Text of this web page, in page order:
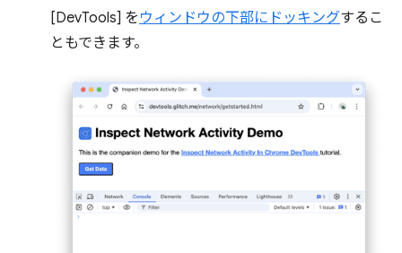
[DevTools] を ウィンドウの下部にドッキングするこ
ともできます。